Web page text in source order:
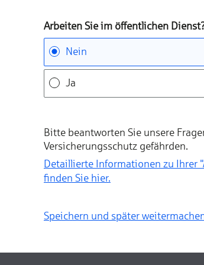
Arbeiten Sie im öffentlichen
Nein
Ja
Bitte beantworten Sie unsere
Versicherungsschutz gefährden.
Detaillierte Informationen zu Ihrer "Anzeigepflicht
finden Sie hier.
Speichern und später